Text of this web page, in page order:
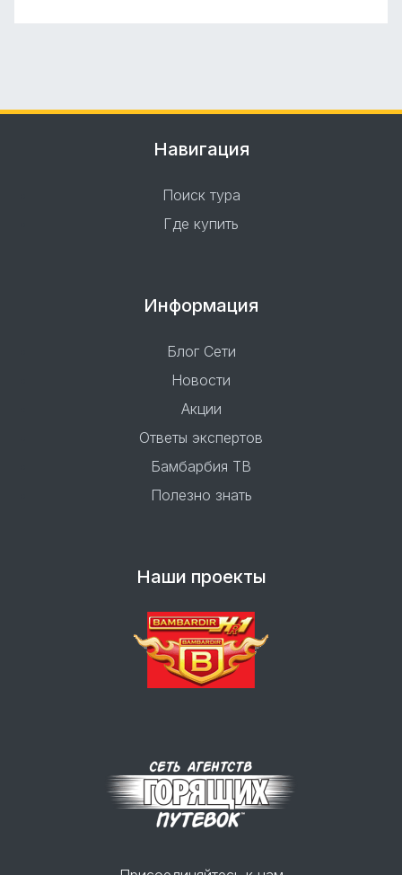
Навигация
Поиск тура
Где купить
Информация
Блог Сети
Новости
Акции
Ответы экспертов
Бамбарбия ТВ
Полезно знать
Наши проекты